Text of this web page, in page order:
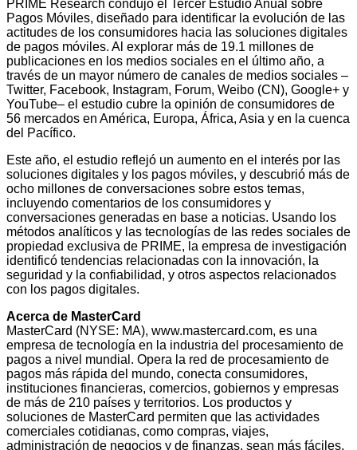
PRIME Research condujo el Tercer Estudio Anual sobre
Pagos Móviles, diseñado para identificar la evolución de las
actitudes de los consumidores hacia las soluciones digitales
de pagos móviles. Al explorar más de 19.1 millones de
publicaciones en los medios sociales en el último año, a
través de un mayor número de canales de medios sociales –
Twitter, Facebook, Instagram, Forum, Weibo (CN), Google+ y
YouTube– el estudio cubre la opinión de consumidores de
56 mercados en América, Europa, África, Asia y en la cuenca
del Pacífico.
Este año, el estudio reflejó un aumento en el interés por las
soluciones digitales y los pagos móviles, y descubrió más de
ocho millones de conversaciones sobre estos temas,
incluyendo comentarios de los consumidores y
conversaciones generadas en base a noticias. Usando los
métodos analíticos y las tecnologías de las redes sociales de
propiedad exclusiva de PRIME, la empresa de investigación
identificó tendencias relacionadas con la innovación, la
seguridad y la confiabilidad, y otros aspectos relacionados
con los pagos digitales.
Acerca de MasterCard
MasterCard (NYSE: MA), www.mastercard.com, es una
empresa de tecnología en la industria del procesamiento de
pagos a nivel mundial. Opera la red de procesamiento de
pagos más rápida del mundo, conecta consumidores,
instituciones financieras, comercios, gobiernos y empresas
de más de 210 países y territorios. Los productos y
soluciones de MasterCard permiten que las actividades
comerciales cotidianas, como compras, viajes,
administración de negocios y de finanzas, sean más fáciles,